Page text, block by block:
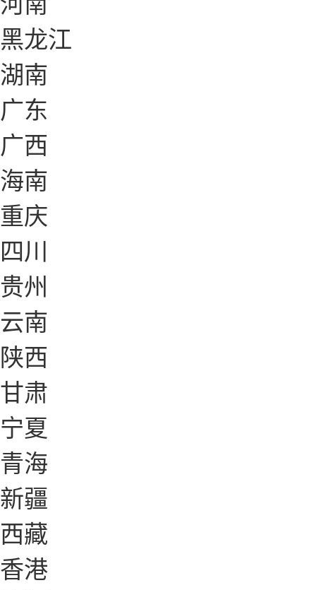
黑龙江
湖南
广东
广西
海南
重庆
四川
贵州
云南
陕西
甘肃
宁夏
青海
新疆
西藏
香港